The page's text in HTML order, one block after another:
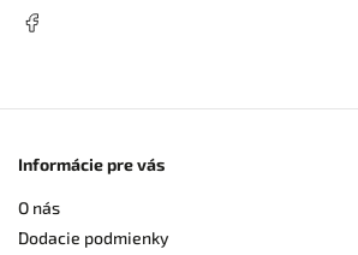
Informácie pre vás
O nás
Dodacie podmienky